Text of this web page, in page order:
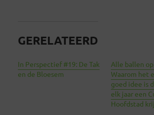
GERELATEERD
In Perspectief #19: De Tak
en de Bloesem
Alle ballen
Waarom het
goed idee is
elk jaar een
Hoofdstad